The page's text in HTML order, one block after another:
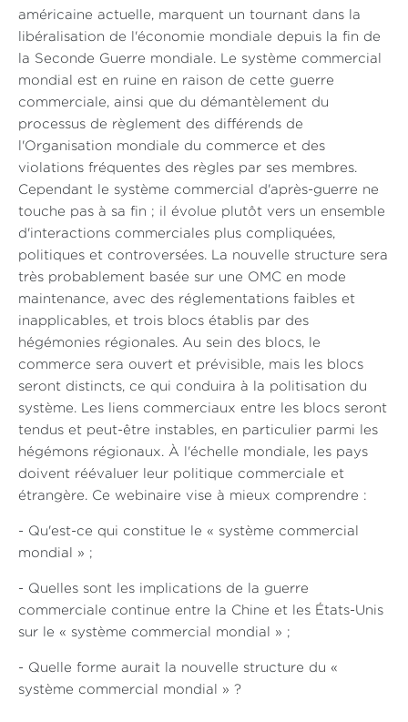
américaine actuelle, marquent un tournant dans la
libéralisation de l'économie mondiale depuis la fin de
la Seconde Guerre mondiale. Le système commercial
mondial est en ruine en raison de cette guerre
commerciale, ainsi que du démantèlement du
processus de règlement des différends de
l'Organisation mondiale du commerce et des
violations fréquentes des règles par ses membres.
Cependant le système commercial d'après-guerre ne
touche pas à sa fin ; il évolue plutôt vers un ensemble
d'interactions commerciales plus compliquées,
politiques et controversées. La nouvelle structure sera
très probablement basée sur une OMC en mode
maintenance, avec des réglementations faibles et
inapplicables, et trois blocs établis par des
hégémonies régionales. Au sein des blocs, le
commerce sera ouvert et prévisible, mais les blocs
seront distincts, ce qui conduira à la politisation du
système. Les liens commerciaux entre les blocs seront
tendus et peut-être instables, en particulier parmi les
hégémons régionaux. À l'échelle mondiale, les pays
doivent réévaluer leur politique commerciale et
étrangère. Ce webinaire vise à mieux comprendre :
- Qu'est-ce qui constitue le « système commercial
mondial » ;
- Quelles sont les implications de la guerre
commerciale continue entre la Chine et les États-Unis
sur le « système commercial mondial » ;
- Quelle forme aurait la nouvelle structure du «
système commercial mondial » ?